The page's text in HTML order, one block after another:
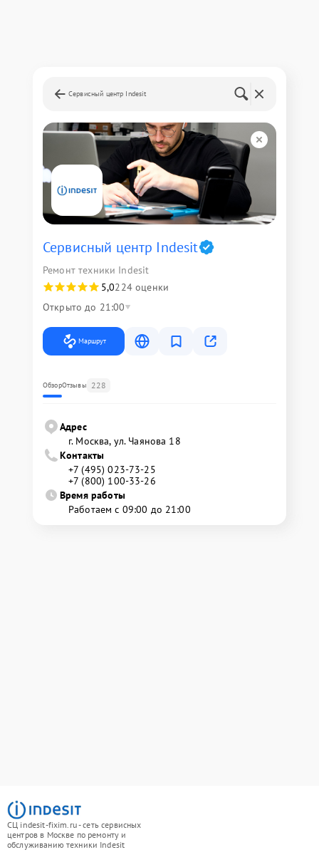
Сервисный центр Indesit
Сервисный центр Indesit
Ремонт техники Indesit
5,0224 оценки
Открыто до 21:00
Маршрут
ОбзорОтзывы 228
Адрес
г. Москва, ул. Чаянова 18
Контакты
+7 (495) 023-73-25
+7 (800) 100-33-26
Время работы
Работаем с 09:00 до 21:00
СЦ indesit-fixim.ru - сеть сервисных
центров в Москве по ремонту и
обслуживанию техники Indesit